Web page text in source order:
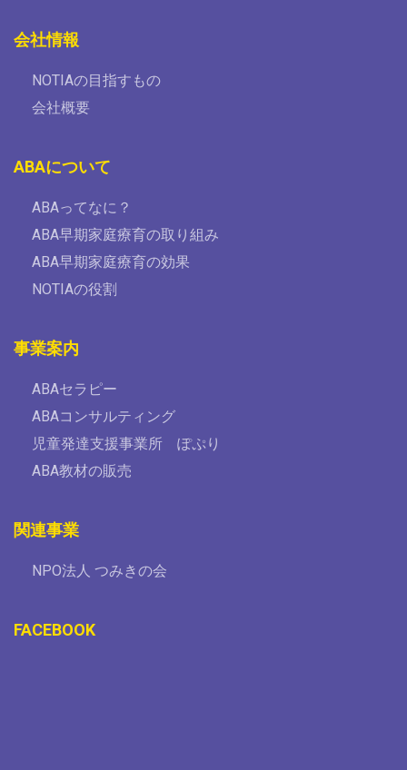
会社情報
NOTIAの目指すもの
会社概要
ABAについて
ABAってなに？
ABA早期家庭療育の取り組み
ABA早期家庭療育の効果
NOTIAの役割
事業案内
ABAセラピー
ABAコンサルティング
児童発達支援事業所 ぽぷり
ABA教材の販売
関連事業
NPO法人 つみきの会
FACEBOOK